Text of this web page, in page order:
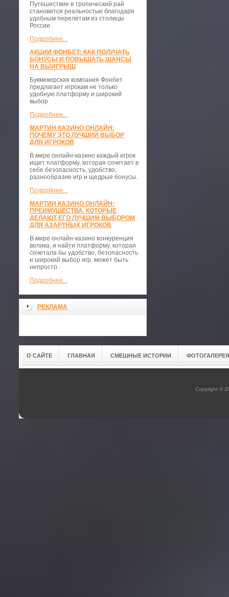
Путешествие в тропический рай
становится реальностью благодаря
удобным перелётам из столицы
России.
Подробнее...
АКЦИИ ФОНБЕТ: КАК ПОЛУЧАТЬ
БОНУСЫ И ПОВЫШАТЬ ШАНСЫ
НА ВЫИГРЫШ
Букмекерская компания Фонбет
предлагает игрокам не только
удобную платформу и широкий
выбор
Подробнее...
МАРТИН КАЗИНО ОНЛАЙН:
ПОЧЕМУ ЭТО ЛУЧШИЙ ВЫБОР
ДЛЯ ИГРОКОВ
В мире онлайн-казино каждый игрок
ищет платформу, которая сочетает в
себе безопасность, удобство,
разнообразие игр и щедрые бонусы.
Подробнее...
МАРТИН КАЗИНО ОНЛАЙН:
ПРЕИМУЩЕСТВА, КОТОРЫЕ
ДЕЛАЮТ ЕГО ЛУЧШИМ ВЫБОРОМ
ДЛЯ АЗАРТНЫХ ИГРОКОВ
В мире онлайн-казино конкуренция
велика, и найти платформу, которая
сочетала бы удобство, безопасность
и широкий выбор игр, может быть
непросто.
Подробнее...
РЕКЛАМА
О САЙТЕ ГЛАВНАЯ СМЕШНЫЕ ИСТОРИИ ФОТОГАЛЕРЕЯ
Copyright ©